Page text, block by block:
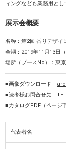
ィングなども業務用とし
展示会概要
名称：第2回 香りデザ
会期：2019年11月13日
場所（ブースNo）：東
■画像ダウンロード
■読者様お問合せ先
■カタログPDF（ページ
代表者名